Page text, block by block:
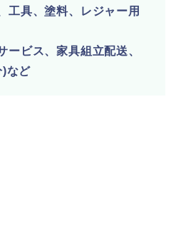
工具、塗料、レジャー用
ービス、家具組立配送、
)など